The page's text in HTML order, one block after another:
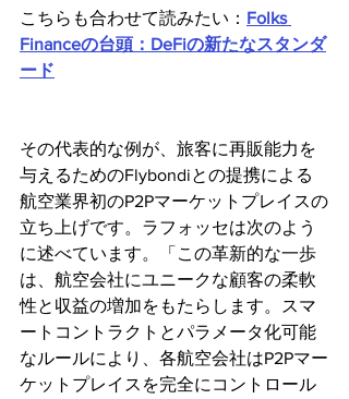
こちらも合わせて読みたい： Folks
Financeの台頭：DeFiの新たなスタンダ
ード
その代表的な例が、旅客に再販能力を
与えるためのFlybondiとの提携による
航空業界初のP2Pマーケットプレイスの
立ち上げです。ラフォッセは次のよう
に述べています。「この革新的な一歩
は、航空会社にユニークな顧客の柔軟
性と収益の増加をもたらします。スマ
ートコントラクトとパラメータ化可能
なルールにより、各航空会社はP2Pマー
ケットプレイスを完全にコントロール